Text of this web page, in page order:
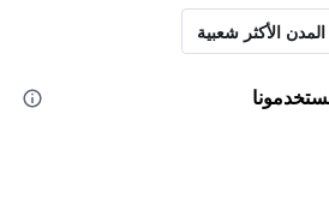
المدن الأكثر شعبية